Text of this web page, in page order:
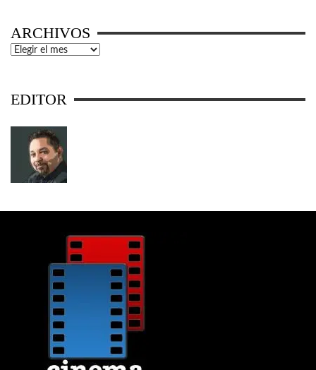
ARCHIVOS
Archivos
EDITOR